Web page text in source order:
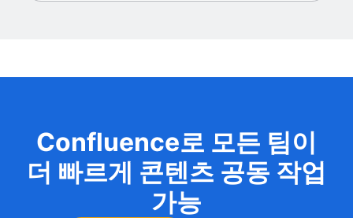
Confluence로 모든 팀이
더 빠르게 콘텐츠 공동 작업
가능